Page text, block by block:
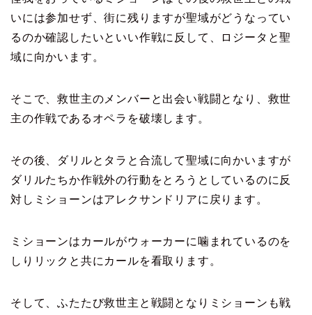
いには参加せず、街に残りますが聖域がどうなってい
るのか確認したいといい作戦に反して、ロジータと聖
域に向かいます。
そこで、救世主のメンバーと出会い戦闘となり、救世
主の作戦であるオペラを破壊します。
その後、ダリルとタラと合流して聖域に向かいますが
ダリルたちか作戦外の行動をとろうとしているのに反
対しミショーンはアレクサンドリアに戻ります。
ミショーンはカールがウォーカーに噛まれているのを
しりリックと共にカールを看取ります。
そして、ふたたび救世主と戦闘となりミショーンも戦